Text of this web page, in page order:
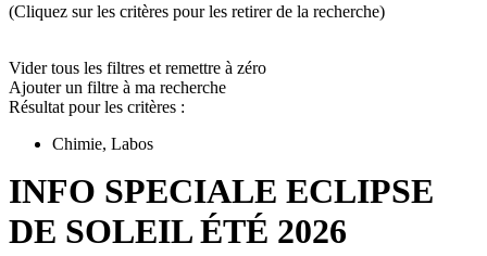
(Cliquez sur les critères pour les retirer de la recherche)
Vider tous les filtres et remettre à zéro
Ajouter un filtre à ma recherche
Résultat pour les critères :
Chimie, Labos
INFO SPECIALE ECLIPSE
DE SOLEIL ÉTÉ 2026